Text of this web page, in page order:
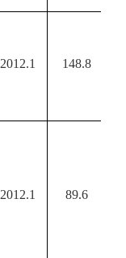
2012.1 148.8
2012.1 89.6